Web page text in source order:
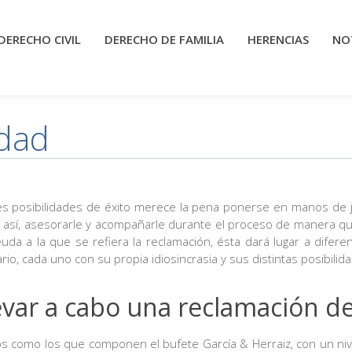
CIVIL DERECHO DE FAMILIA HERENCIAS
posibilidades de éxito merece la pena ponerse en manos
asesorarle y acompañarle durante el proceso de manera
a la que se refiera la reclamación, ésta dará lugar a
cada uno con su propia idiosincrasia y sus distintas
a cabo una reclamación
los que componen el bufete García & Herraiz, con un